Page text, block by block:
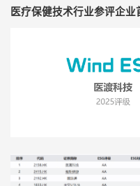
医疗保健技术行业参评企业